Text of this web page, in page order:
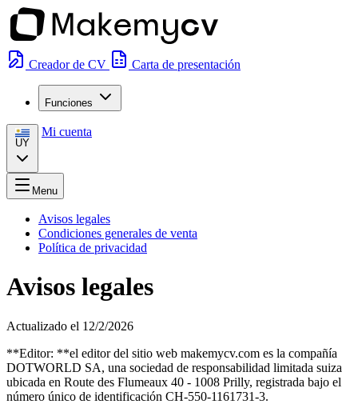
Creador de CV Carta de presentación
Funciones
UY
Mi cuenta
Menu
Avisos legales
Condiciones generales de venta
Política de privacidad
Avisos legales
Actualizado el 12/2/2026
**Editor: **el editor del sitio web makemycv.com es la compañía
DOTWORLD SA, una sociedad de responsabilidad limitada suiza
ubicada en Route des Flumeaux 40 - 1008 Prilly, registrada bajo el
número único de identificación CH-550-1161731-3.